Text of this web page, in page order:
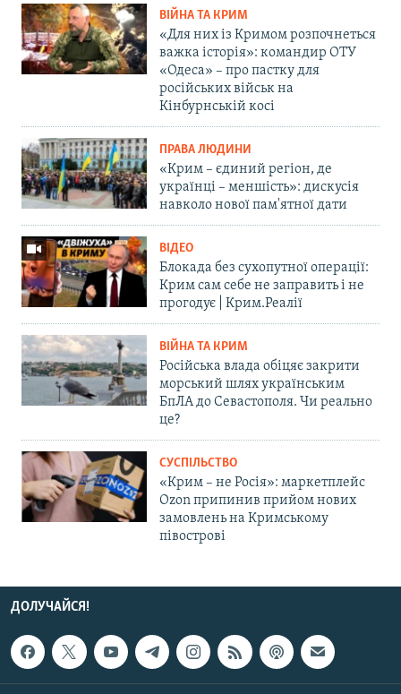
ВІЙНА ТА КРИМ
«Для них із Кримом розпочнеться
важка історія»: командир ОТУ
«Одеса» – про пастку для
російських військ на
Кінбурнській косі
ПРАВА ЛЮДИНИ
«Крим – єдиний регіон, де
українці – меншість»: дискусія
навколо нової пам'ятної дати
ВІДЕО
Блокада без сухопутної операції:
Крим сам себе не заправить і не
прогодує | Крим.Реалії
ВІЙНА ТА КРИМ
Російська влада обіцяє закрити
морський шлях українським
БпЛА до Севастополя. Чи реально
це?
СУСПІЛЬСТВО
«Крим – не Росія»: маркетплейс
Ozon припинив прийом нових
замовлень на Кримському
півострові
ДОЛУЧАЙСЯ!